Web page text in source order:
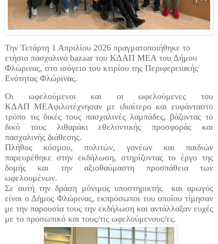
Την Τετάρτη 1 Απριλίου 2026 πραγματοποιήθηκε το
ετήσιο πασχαλινό bazaar του ΚΔΑΠ ΜΕΑ του Δήμου
Φλώρινας, στο ισόγειο του κτιρίου της Περιφερειακής
Ενότητας Φλώρινας.
Οι ωφελούμενοι και οι ωφελούμενες του
ΚΔΑΠ ΜΕΑφιλοτέχνησαν με ιδιαίτερο και ευφάνταστο
τρόπο τις δικές τους πασχαλινές λαμπάδες, βάζοντας το
δικό τους λιθαράκι εθελοντικής προσφοράς και
πασχαλινής διάθεσης.
Πλήθος κόσμου, πολιτών, γονέων και παιδιών
παρευρέθηκε στην εκδήλωση, στηρίζοντας το έργο της
δομής και την αξιοθαύμαστη προσπάθεια των
ωφελουμένων.
Σε αυτή την δράση μόνιμος υποστηρικτής και αρωγός
είναι ο Δήμος Φλώρινας, εκπρόσωποι του οποίου τίμησαν
με την παρουσία τους την εκδήλωση και αντάλλαξαν ευχές
με το προσωπικό και τους/τις ωφελούμενους/ες.